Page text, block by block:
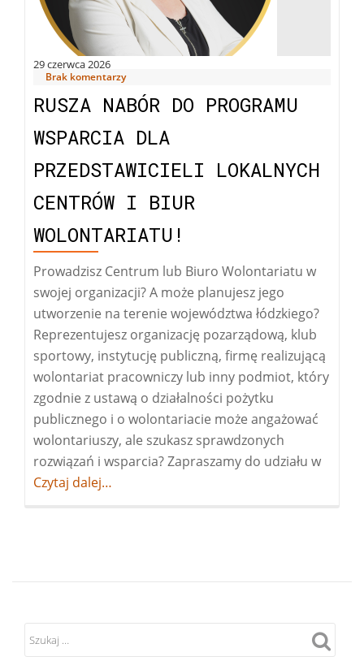
29 czerwca 2026
Brak komentarzy
RUSZA NABÓR DO PROGRAMU
WSPARCIA DLA
PRZEDSTAWICIELI LOKALNYCH
CENTRÓW I BIUR
WOLONTARIATU!
Prowadzisz Centrum lub Biuro Wolontariatu w
swojej organizacji? A może planujesz jego
utworzenie na terenie województwa łódzkiego?
Reprezentujesz organizację pozarządową, klub
sportowy, instytucję publiczną, firmę realizującą
wolontariat pracowniczy lub inny podmiot, który
zgodnie z ustawą o działalności pożytku
publicznego i o wolontariacie może angażować
wolontariuszy, ale szukasz sprawdzonych
rozwiązań i wsparcia? Zapraszamy do udziału w
dla
Czytaj dalej…